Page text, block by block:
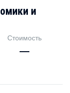
и
Стоимость
—